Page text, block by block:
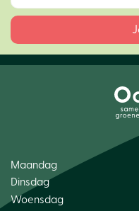
Maandag
Dinsdag
Woensdag